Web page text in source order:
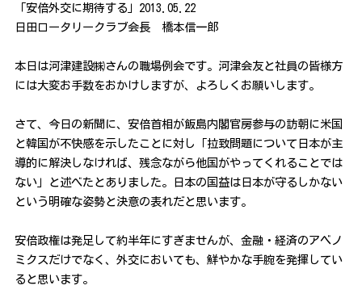
「安倍外交に期待する」2013.05.22
日田ロータリークラブ会長 橋本信一郎
本日は河津建設㈱さんの職場例会です。河津会友と社員の皆様方
には大変お手数をおかけしますが、よろしくお願いします。
さて、今日の新聞に、安倍首相が飯島内閣官房参与の訪朝に米国
と韓国が不快感を示したことに対し「拉致問題について日本が主
導的に解決しなければ、残念ながら他国がやってくれることでは
ない」と述べたとありました。日本の国益は日本が守るしかない
という明確な姿勢と決意の表れだと思います。
安倍政権は発足して約半年にすぎませんが、金融・経済のアベノ
ミクスだけでなく、外交においても、鮮やかな手腕を発揮してい
ると思います。